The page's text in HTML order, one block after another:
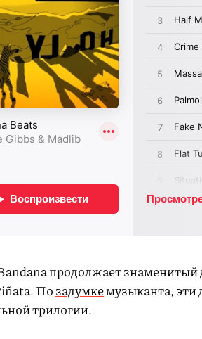
продолжает
Позадумкемузыканта, эти
трилогии.